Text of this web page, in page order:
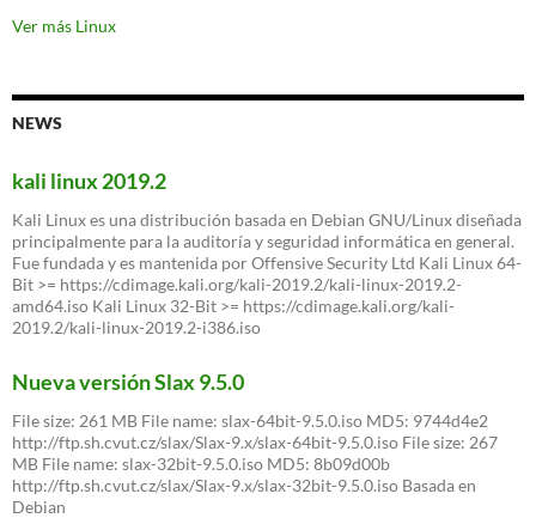
Debian
Ver más Linux
NEWS
kali linux 2019.2
Kali Linux es una distribución basada en Debian GNU/Linux diseñada
principalmente para la auditoría y seguridad informática en general.
Fue fundada y es mantenida por Offensive Security Ltd Kali Linux 64-
Bit >= https://cdimage.kali.org/kali-2019.2/kali-linux-2019.2-
amd64.iso Kali Linux 32-Bit >= https://cdimage.kali.org/kali-
2019.2/kali-linux-2019.2-i386.iso
Nueva versión Slax 9.5.0
File size: 261 MB File name: slax-64bit-9.5.0.iso MD5: 9744d4e2
http://ftp.sh.cvut.cz/slax/Slax-9.x/slax-64bit-9.5.0.iso File size: 267
MB File name: slax-32bit-9.5.0.iso MD5: 8b09d00b
http://ftp.sh.cvut.cz/slax/Slax-9.x/slax-32bit-9.5.0.iso Basada en
Debian